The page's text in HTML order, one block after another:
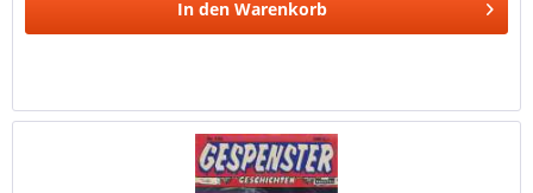
In den Warenkorb